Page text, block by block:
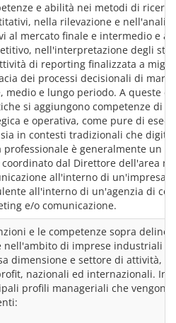
e abilità nei metodi di
nella rilevazione e
al mercato finale e intermedio e
nell'interpretazione degli
di reporting finalizzata a
dei processi decisionali di
medio e lungo periodo. A queste
si aggiungono competenze di
e operativa, come pure di
in contesti tradizionali che
professionale è generalmente un
coordinato dal Direttore dell'area
all'interno di un'impresa,
all'interno di un'agenzia di
e/o comunicazione.
e le competenze sopra
nell'ambito di imprese industriali e
dimensione e settore di attività,
nazionali ed internazionali. In
profili manageriali che vengono